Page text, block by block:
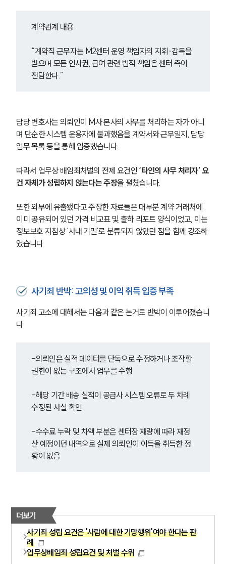
계약관계 내용
“계약직 근무자는 M2센터 운영 책임자의 지휘·감독을
받으며 모든 인사권, 급여 관련 법적 책임은 센터 측이
전담한다.”
담당 변호사는 의뢰인이 M사 본사의 사무를 처리하는 자가 아니
며 단순한 시스템 운용자에 불과했음을 계약서와 근무일지, 담당
업무 목록 등을 통해 입증했습니다.
따라서 업무상 배임죄처벌의 전제 요건인 ‘타인의 사무 처리자’ 요
건 자체가 성립하지 않는다는 주장을 펼쳤습니다.
또한 외부에 유출됐다고 주장한 자료들은 대부분 계약 거래처에
이미 공유되어 있던 가격 비교표 및 출하 리포트 양식이었고, 이는
정보보호 지침상 ‘사내 기밀’로 분류되지 않았던 점을 함께 강조하
였습니다.
사기죄 반박: 고의성 및 이익 취득 입증 부족
사기죄 고소에 대해서는 다음과 같은 논거로 반박이 이루어졌습니
다.
-의뢰인은 실적 데이터를 단독으로 수정하거나 조작할
권한이 없는 구조에서 업무를 수행
-해당 기간 배송 실적이 공급사 시스템 오류로 두 차례
수정된 사실 확인
-수수료 누락 및 차액 부분은 센터장 재량에 따라 재정
산 예정이던 내역으로 실제 의뢰인이 이득을 취득한 정
황이 없음
더보기
사기죄 성립 요건은 '사람에 대한 기망행위'여야 한다는 판
례
업무상배임죄 성립요건 및 처벌 수위